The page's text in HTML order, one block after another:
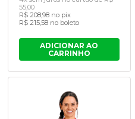
55,00
R$ 208,98 no pix
R$ 215,58 no boleto
ADICIONAR AO
CARRINHO